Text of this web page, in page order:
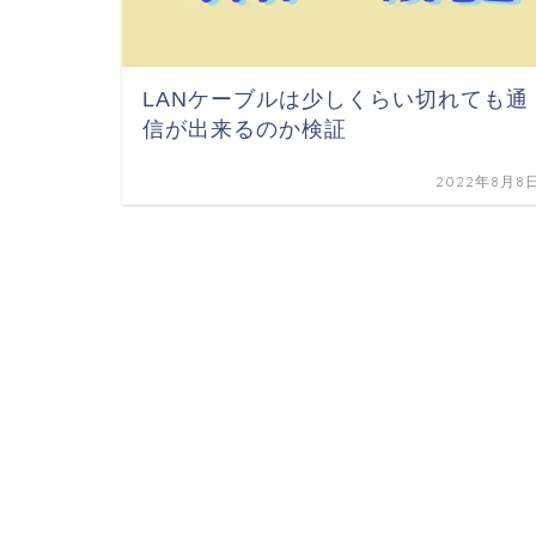
LANケーブルは少しくらい切れても通
信が出来るのか検証
2022年8月8